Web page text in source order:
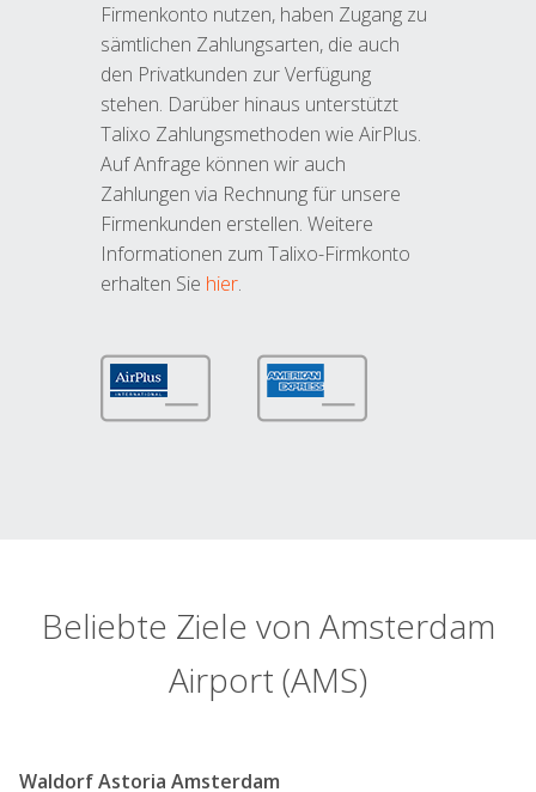
Firmenkonto nutzen, haben Zugang zu
sämtlichen Zahlungsarten, die auch
den Privatkunden zur Verfügung
stehen. Darüber hinaus unterstützt
Talixo Zahlungsmethoden wie AirPlus.
Auf Anfrage können wir auch
Zahlungen via Rechnung für unsere
Firmenkunden erstellen. Weitere
Informationen zum Talixo-Firmkonto
erhalten Sie hier.
Beliebte Ziele von Amsterdam
Airport (AMS)
Waldorf Astoria Amsterdam